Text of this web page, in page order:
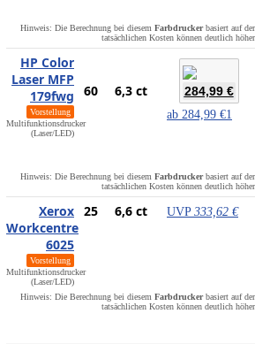
Hinweis: Die Berechnung bei diesem Farbdruckerbasiert auf
tatsächlichen Kosten können deutlich höher
HP Color
Laser MFP
179fwg
Vorstellung
Multifunktionsdrucker
(Laser/LED)
60 6,3 ct 284,99 €
ab 284,99 €1
Hinweis: Die Berechnung bei diesem Farbdruckerbasiert auf
tatsächlichen Kosten können deutlich höher
Xerox
Workcentre
6025
Vorstellung
Multifunktionsdrucker
(Laser/LED)
25 6,6 ct UVP 333,62 €
Hinweis: Die Berechnung bei diesem Farbdruckerbasiert auf
tatsächlichen Kosten können deutlich höher